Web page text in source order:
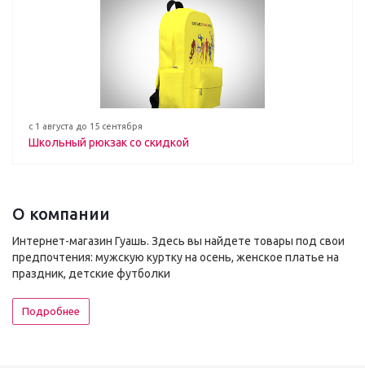
с 1 августа до 15 сентября
Школьный рюкзак со скидкой
О компании
Интернет-магазин Гуашь. Здесь вы найдете товары под свои
предпочтения: мужскую куртку на осень, женское платье на
праздник, детские футболки
Подробнее